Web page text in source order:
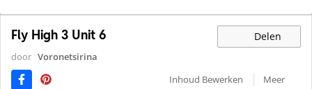
Fly High 3 Unit 6 Delen
door Voronetsirina
Inhoud Bewerken
Meer